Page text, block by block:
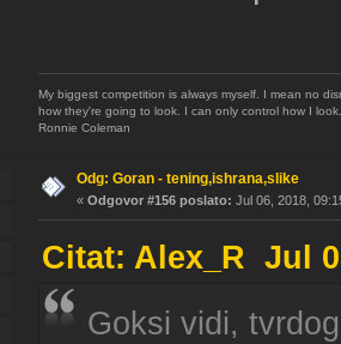
My biggest competition is always myself. I mean no
how they're going to look. I can only control how I look.
Ronnie Coleman
Odg: Goran - tening,ishrana,slike
« Odgovor #156 poslato: Jul 06, 2018,
Citat: Alex_R Jul
Goksi vidi,